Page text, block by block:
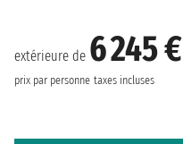
extérieure de 6 245 €
prix par personne taxes incluses